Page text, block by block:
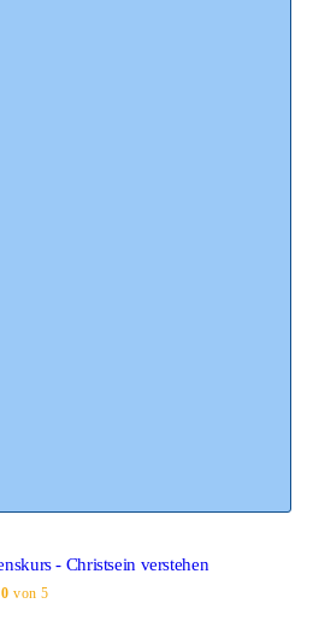
- Christsein verstehen
0 von 5